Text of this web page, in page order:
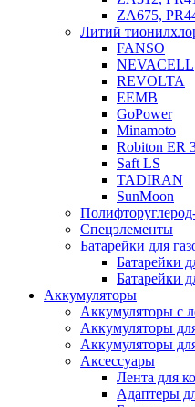
ZA675,
Литий
FANSO
NEVACELL
REVOLTA
EEMB
GoPower
Minamoto
Robiton ER
Saft LS
TADIRAN
SunMoon
Спецэлементы
Батарейки для
Батарейки
Батарейки
Аккумуляторы
Аккумуляторы с
Аккумуляторы
Аккумуляторы
Аксессуары
Лента для
Адаптеры